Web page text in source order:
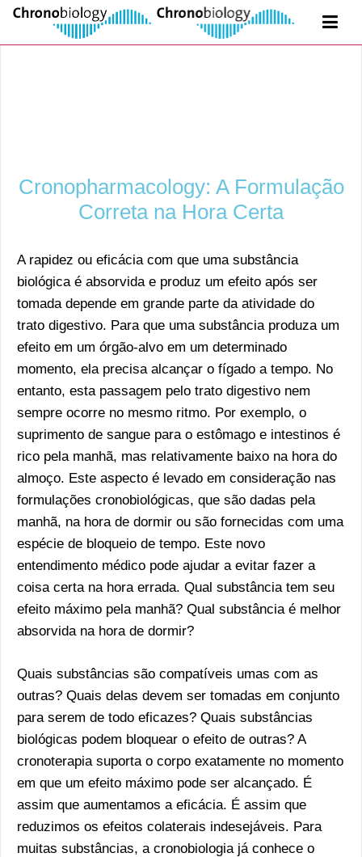
Cronopharmacology: A Formulação
Correta na Hora Certa
A rapidez ou eficácia com que uma substância
biológica é absorvida e produz um efeito após ser
tomada depende em grande parte da atividade do
trato digestivo. Para que uma substância produza um
efeito em um órgão-alvo em um determinado
momento, ela precisa alcançar o fígado a tempo. No
entanto, esta passagem pelo trato digestivo nem
sempre ocorre no mesmo ritmo. Por exemplo, o
suprimento de sangue para o estômago e intestinos é
rico pela manhã, mas relativamente baixo na hora do
almoço. Este aspecto é levado em consideração nas
formulações cronobiológicas, que são dadas pela
manhã, na hora de dormir ou são fornecidas com uma
espécie de bloqueio de tempo. Este novo
entendimento médico pode ajudar a evitar fazer a
coisa certa na hora errada. Qual substância tem seu
efeito máximo pela manhã? Qual substância é melhor
absorvida na hora de dormir?
Quais substâncias são compatíveis umas com as
outras? Quais delas devem ser tomadas em conjunto
para serem de todo eficazes? Quais substâncias
biológicas podem bloquear o efeito de outras? A
cronoterapia suporta o corpo exatamente no momento
em que um efeito máximo pode ser alcançado. É
assim que aumentamos a eficácia. É assim que
reduzimos os efeitos colaterais indesejáveis. Para
muitas substâncias, a cronobiologia já conhece o